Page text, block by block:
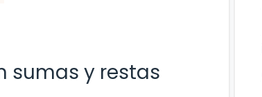
sumas y restas